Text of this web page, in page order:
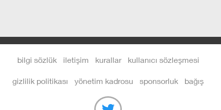
bilgi sözlük iletişim kurallar kullanıcı sözleşmesi
gizlilik politikası yönetim kadrosu sponsorluk bağış